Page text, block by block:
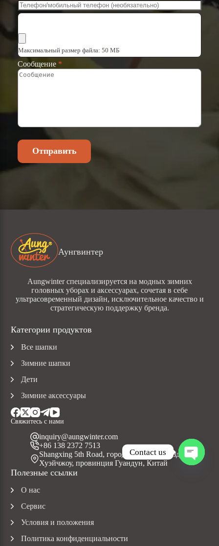
Максимальный размер файла: 50 МБ
Сообщение *
Отправить
Аунгвинтер
Aungwinter специализируется на модных зимних
головных уборах и аксессуарах, сочетая в себе
ультрасовременный дизайн, исключительное качество и
стратегическую поддержку бренда.
Свяжитесь с нами
inquiry@aungwinter.com
+86 138 2372 7513
Shangxing 5th Road, город Юаньчжоу, уезд Болуо,
Хуэйчжоу, провинция Гуандун, Китай
Полезные ссылки
О нас
Сервис
Условия и положения
Политика конфиденциальности
Категории продуктов
Все шапки
Зимние шапки
Дети
Зимние аксессуары
Contact us